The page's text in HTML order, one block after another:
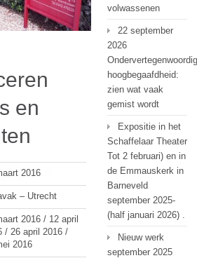
en
2016
– Utrecht
2016 / 12 april
/ 26 april 2016 /
2016
volwassenen
22 september
2026
hoogbegaafdheid:
zien wat vaak
gemist wordt
Expositie in het
Schaffelaar Theater
Tot 2 februari) en in
de Emmauskerk in
Barneveld
september 2025-
(half januari 2026) .
Nieuw werk
september 2025